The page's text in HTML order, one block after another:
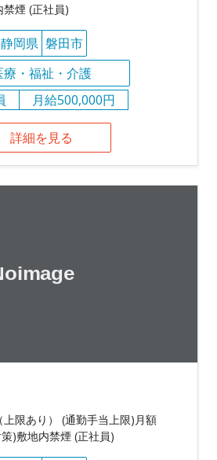
煙 (正社員)
静岡県 磐田市
療・福祉・介護
月給500,000円
詳細を見る
限あり） (通勤手当上限)月額
)敷地内禁煙 (正社員)